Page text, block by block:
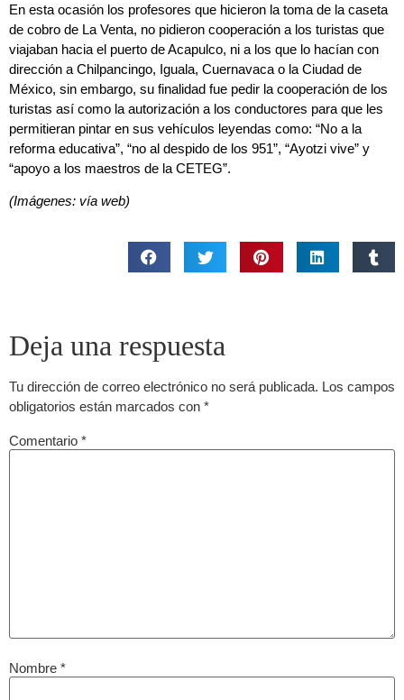
En esta ocasión los profesores que hicieron la toma de la caseta
de cobro de La Venta, no pidieron cooperación a los turistas que
viajaban hacia el puerto de Acapulco, ni a los que lo hacían con
dirección a Chilpancingo, Iguala, Cuernavaca o la Ciudad de
México, sin embargo, su finalidad fue pedir la cooperación de los
turistas así como la autorización a los conductores para que les
permitieran pintar en sus vehículos leyendas como: “No a la
reforma educativa”, “no al despido de los 951”, “Ayotzi vive” y
“apoyo a los maestros de la CETEG”.
(Imágenes: vía web)
Deja una respuesta
Tu dirección de correo electrónico no será publicada. Los campos
obligatorios están marcados con *
Comentario *
Nombre *